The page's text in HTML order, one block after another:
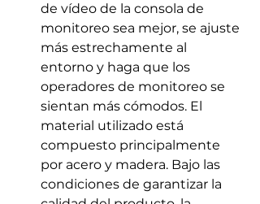
de vídeo de la consola de
monitoreo sea mejor, se ajuste
más estrechamente al
entorno y haga que los
operadores de monitoreo se
sientan más cómodos. El
material utilizado está
compuesto principalmente
por acero y madera. Bajo las
condiciones de garantizar la